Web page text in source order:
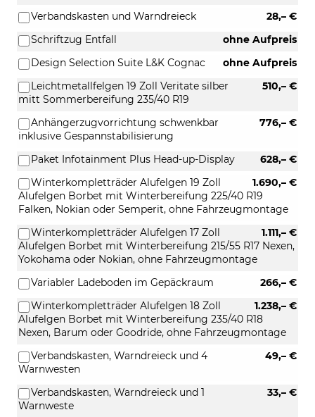
28,– €
Verbandskasten und Warndreieck
ohne Aufpreis
Schriftzug Entfall
ohne Aufpreis
Design Selection Suite L&K Cognac
510,– €
Leichtmetallfelgen 19 Zoll Veritate silber
mitt Sommerbereifung 235/40 R19
776,– €
Anhängerzugvorrichtung schwenkbar
inklusive Gespannstabilisierung
628,– €
Paket Infotainment Plus Head-up-Display
1.690,– €
Winterkompletträder Alufelgen 19 Zoll
Alufelgen Borbet mit Winterbereifung 225/40 R19
Falken, Nokian oder Semperit, ohne Fahrzeugmontage
1.111,– €
Winterkompletträder Alufelgen 17 Zoll
Alufelgen Borbet mit Winterbereifung 215/55 R17 Nexen,
Yokohama oder Nokian, ohne Fahrzeugmontage
266,– €
Variabler Ladeboden im Gepäckraum
1.238,– €
Winterkompletträder Alufelgen 18 Zoll
Alufelgen Borbet mit Winterbereifung 235/40 R18
Nexen, Barum oder Goodride, ohne Fahrzeugmontage
49,– €
Verbandskasten, Warndreieck und 4
Warnwesten
33,– €
Verbandskasten, Warndreieck und 1
Warnweste